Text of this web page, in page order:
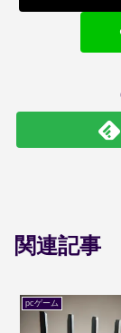
関連記事
pcゲーム